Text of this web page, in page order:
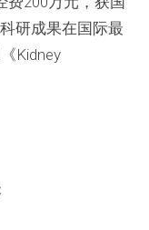
研成果在国际最
Kidney